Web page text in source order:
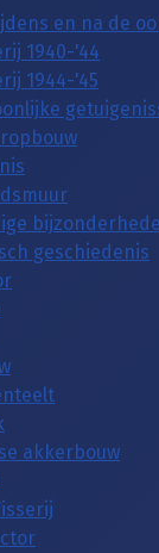
en na de
1940-'44
1944-'45
geschiedenis
akkerbouw